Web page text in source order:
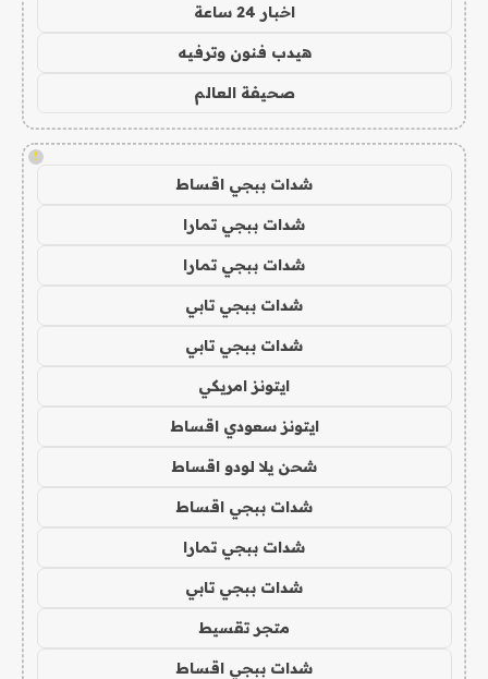
اخبار 24 ساعة
هيدب فنون وترفيه
صحيفة العالم
!
شدات ببجي اقساط
شدات ببجي تمارا
شدات ببجي تمارا
شدات ببجي تابي
شدات ببجي تابي
ايتونز امريكي
ايتونز سعودي اقساط
شحن يلا لودو اقساط
شدات ببجي اقساط
شدات ببجي تمارا
شدات ببجي تابي
متجر تقسيط
شدات ببجي اقساط